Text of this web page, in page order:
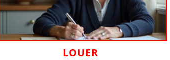
LOUER